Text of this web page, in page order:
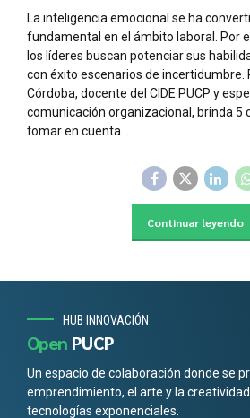
La inteligencia emocional se ha
fundamental en el ámbito laboral. Por
los líderes buscan potenciar sus
con éxito escenarios de incertidumbre.
Córdoba, docente del CIDE PUCP y
comunicación organizacional, brinda 5
tomar en cuenta....
Continuar leyendo
HUB INNOVACIÓN
Open PUCP
Un espacio de colaboración donde se
emprendimiento, el arte y la
tecnologías exponenciales.